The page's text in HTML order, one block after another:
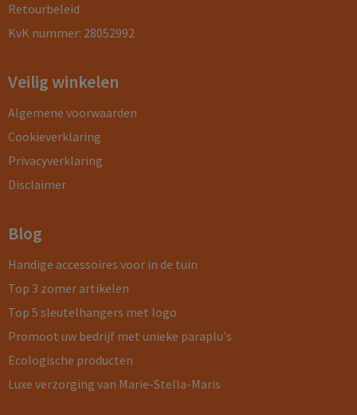
Retourbeleid
KvK nummer: 28052992
Veilig winkelen
Algemene voorwaarden
Cookieverklaring
Privacyverklaring
Disclaimer
Blog
Handige accessoires voor in de tuin
Top 3 zomer artikelen
Top 5 sleutelhangers met logo
Promoot uw bedrijf met unieke paraplu's
Ecologische producten
Luxe verzorging van Marie-Stella-Maris